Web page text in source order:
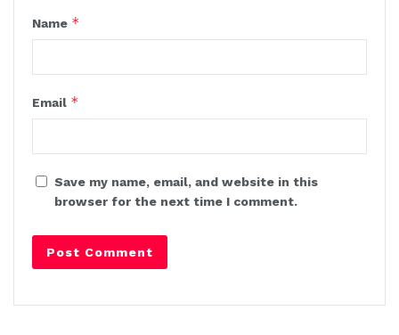
Name *
Email *
Save my name, email, and website in this
browser for the next time I comment.